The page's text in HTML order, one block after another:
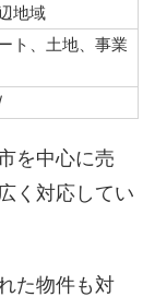
地域
ト、土地、事業
を中心に売
く対応してい
た物件も対